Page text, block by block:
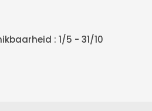
: 1/5 - 31/10